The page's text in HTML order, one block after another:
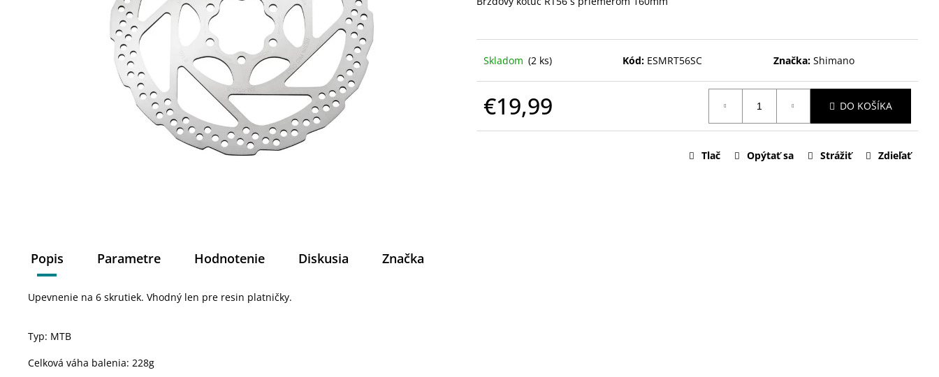
Skladom (2 ks) Kód: ESMRT56SC Značka: Shimano
€19,99 DO KOŠÍKA
Tlač Opýtať sa Strážiť Zdieľať
Popis Parametre Hodnotenie Diskusia Značka
Upevnenie na 6 skrutiek. Vhodný len pre resin platničky.
Typ: MTB
Celková váha balenia: 228g